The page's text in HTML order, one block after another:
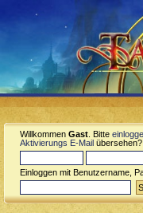
Willkommen Gast . Bitte
Aktivierungs E-Mail übersehen?
Einloggen mit Benutzername,